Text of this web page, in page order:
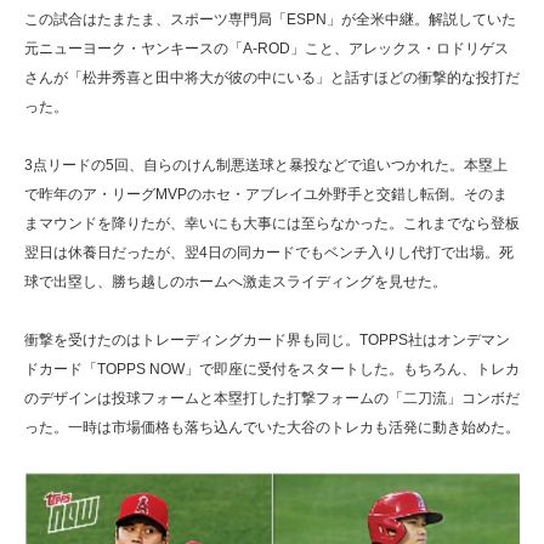
この試合はたまたま、スポーツ専門局「ESPN」が全米中継。解説していた
元ニューヨーク・ヤンキースの「A-ROD」こと、アレックス・ロドリゲス
さんが「松井秀喜と田中将大が彼の中にいる」と話すほどの衝撃的な投打だ
った。
3点リードの5回、自らのけん制悪送球と暴投などで追いつかれた。本塁上
で昨年のア・リーグMVPのホセ・アブレイユ外野手と交錯し転倒。そのま
まマウンドを降りたが、幸いにも大事には至らなかった。これまでなら登板
翌日は休養日だったが、翌4日の同カードでもベンチ入りし代打で出場。死
球で出塁し、勝ち越しのホームへ激走スライディングを見せた。
衝撃を受けたのはトレーディングカード界も同じ。TOPPS社はオンデマン
ドカード「TOPPS NOW」で即座に受付をスタートした。もちろん、トレカ
のデザインは投球フォームと本塁打した打撃フォームの「二刀流」コンボだ
った。一時は市場価格も落ち込んでいた大谷のトレカも活発に動き始めた。